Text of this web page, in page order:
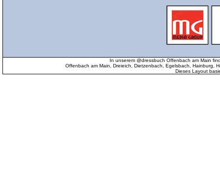
In unserem @dressbuch Offenbach am Main
Offenbach am Main, Dreieich, Dietzenbach, Egelsbach, Hainburg,
Dieses Layout